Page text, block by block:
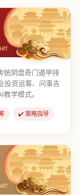
统阴盘奇门遁甲排
投资运筹、问事吉
学模式。
✔️ 策略指导
统奇门】